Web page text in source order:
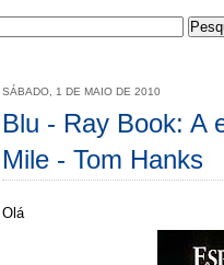
SÁBADO, 1 DE MAIO DE 2010
Blu - Ray Book: A
Mile - Tom Hanks
Olá